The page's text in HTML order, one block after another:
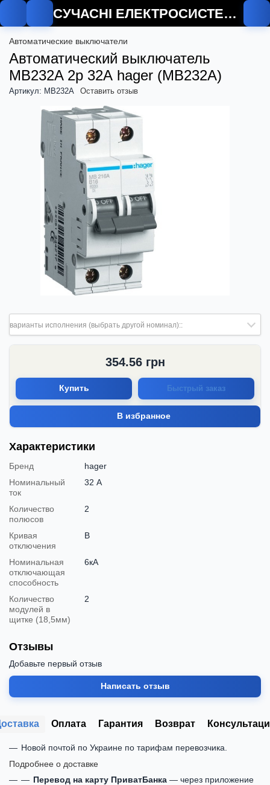
СУЧАСНІ ЕЛЕКТРОСИСТЕМИ
Автоматические выключатели
Автоматический выключатель
MB232A 2p 32А hager (MB232A)
Артикул: MB232A Оставить отзыв
варианты исполнения (выбрать другой номинал)::
354.56грн
Купить Быстрый заказ
В избранное
Характеристики
Бренд
hager
Номинальный
ток
32 А
Количество
полюсов
2
Кривая
отключения
B
Номинальная
отключающая
способность
6кА
Количество
модулей в
щитке (18,5мм)
2
Отзывы
Добавьте первый отзыв
Написать отзыв
Оплата Гарантия Возврат
Новой почтой по Украине по тарифам перевозчика.
Подробнее о доставке
Перевод на карту ПриватБанка — через приложение